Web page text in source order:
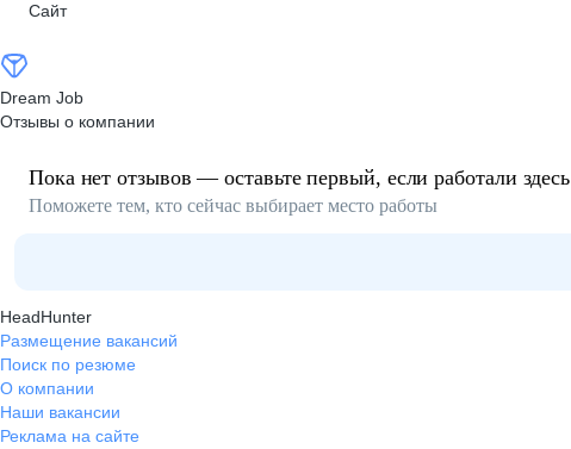
Сайт
Dream Job
Отзывы о компании
Пока нет отзывов — оставьте первый, если работали здесь
Поможете тем, кто сейчас выбирает место работы
HeadHunter
Размещение вакансий
Поиск по резюме
О компании
Наши вакансии
Реклама на сайте